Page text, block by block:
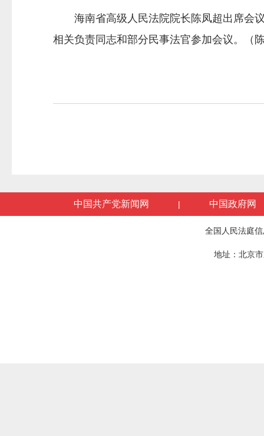
海南省高级人民法院院长陈凤超出席会议
相关负责同志和部分民事法官参加会议。（
中国共产党新闻网 | 中国政府网
全国人民法庭
地址：北京